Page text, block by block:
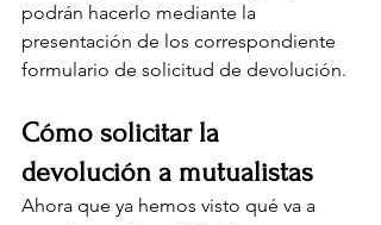
podrán hacerlo mediante la
presentación de los correspondiente
formulario de solicitud de devolución.
Cómo solicitar la
devolución a mutualistas
Ahora que ya hemos visto qué va a